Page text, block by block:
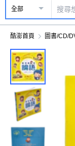
全部
酷澎首頁 圖書/CD/